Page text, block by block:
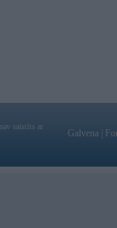
saistīts ar
Galvena